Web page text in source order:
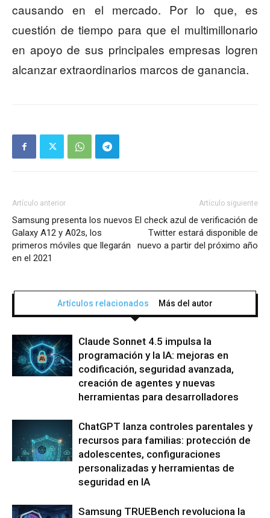
causando en el mercado. Por lo que, es
cuestión de tiempo para que el multimillonario
en apoyo de sus principales empresas logren
alcanzar extraordinarios marcos de ganancia.
Artículo anterior
Samsung presenta los nuevos
Galaxy A12 y A02s, los
primeros móviles que llegarán
en el 2021
Artículo siguiente
El check azul de verificación de
Twitter estará disponible de
nuevo a partir del próximo año
Artículos relacionados Más del autor
Claude Sonnet 4.5 impulsa la
programación y la IA: mejoras en
codificación, seguridad avanzada,
creación de agentes y nuevas
herramientas para desarrolladores
ChatGPT lanza controles parentales y
recursos para familias: protección de
adolescentes, configuraciones
personalizadas y herramientas de
seguridad en IA
Samsung TRUEBench revoluciona la